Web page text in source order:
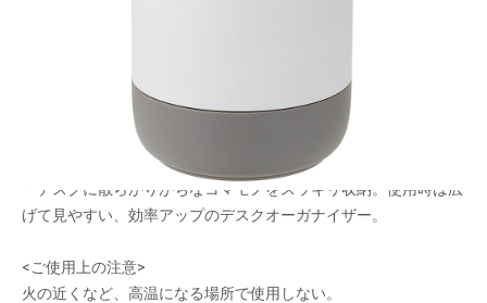
うでなかった減プラ収納。
・持ち運びに便利な各段簡易ロック機構付
・インテリアに馴染むマット磁器風の表面仕上げ
・減プラ仕様（プラスチック使用量を約30％削減）
・デスクに散らかりがちなコマモノをスッキリ収納。使用時は広
げて見やすい、効率アップのデスクオーガナイザー。
<ご使用上の注意>
火の近くなど、高温になる場所で使用しない。